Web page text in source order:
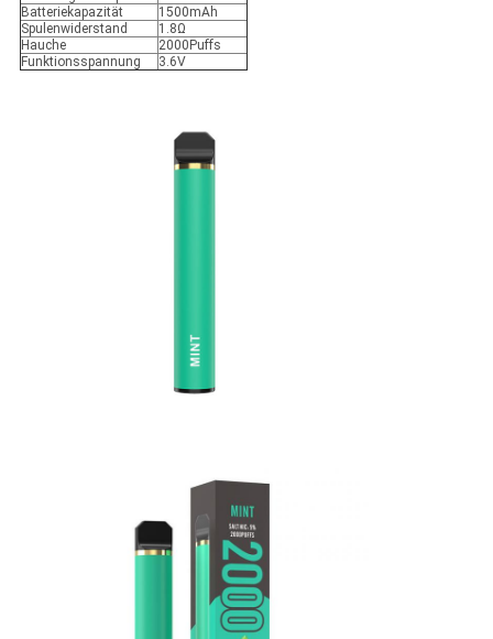
Batteriekapazität
1500mAh
Spulenwiderstand
1.8Ω
Hauche
2000Puffs
Funktionsspannung
3.6V